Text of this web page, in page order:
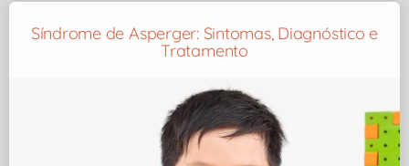
Síndrome de Asperger: Sintomas, Diagnóstico e
Tratamento